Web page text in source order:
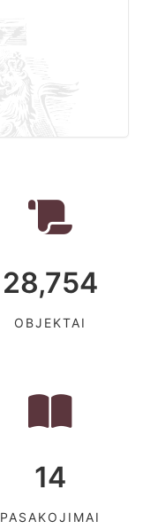
28,754
OBJEKTAI
14
PASAKOJIMAI